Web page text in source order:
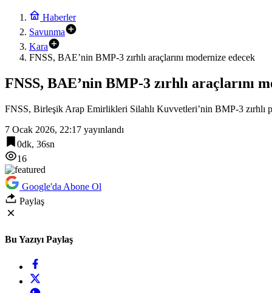
Haberler
Savunma
Kara
FNSS, BAE’nin BMP-3 zırhlı araçlarını modernize edecek
FNSS, BAE’nin BMP-3 zırhlı araçlarını
FNSS, Birleşik Arap Emirlikleri Silahlı Kuvvetleri’nin BMP-3 zırhlı
7 Ocak 2026, 22:17 yayınlandı
0dk, 36sn
16
Google'da Abone Ol
Paylaş
Bu Yazıyı Paylaş